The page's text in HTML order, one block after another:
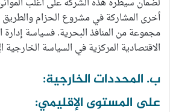
أخرى المشاركة في مشروع الحزام والطريق
مجموعة من المنافذ البحرية. فسياسة إدارة
الاقتصادية المركزية في السياسة الخارجية
ب. المحددات الخارجية:
على المستوى الإقليمي: